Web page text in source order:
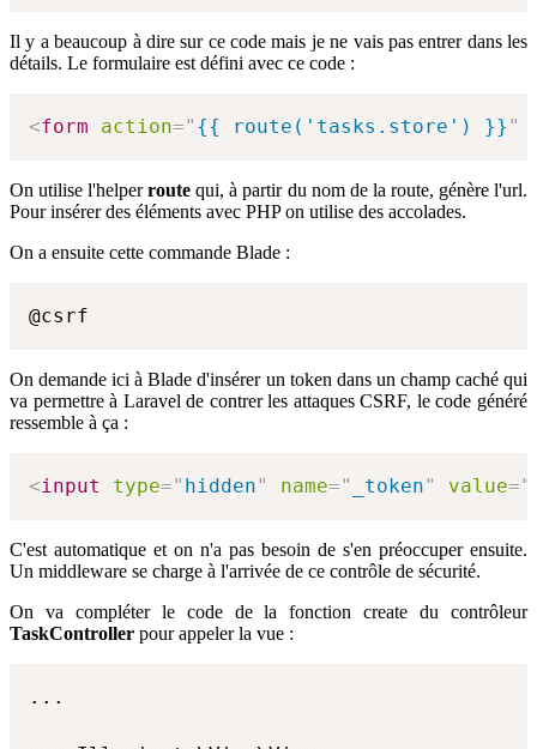
Il y a beaucoup à dire sur ce code mais je ne vais pas entrer dans les
détails. Le formulaire est défini avec ce code :
<form action=" {{ route('tasks.store') }} "
On utilise l'helperroute qui, à partir du nom de la route, génère l'url.
Pour insérer des éléments avec PHP on utilise des accolades.
On a ensuite cette commande Blade :
@csrf
On demande ici à Blade d'insérer un token dans un champ caché qui
va permettre à Laravel de contrer les attaques CSRF, le code généré
ressemble à ça :
<input type=" hidden" name=" _token" value="
C'est automatique et on n'a pas besoin de s'en préoccuper ensuite.
Un middleware se charge à l'arrivée de ce contrôle de sécurité.
On va compléter le code de la fonction create du contrôleur
TaskController pour appeler la vue :
...